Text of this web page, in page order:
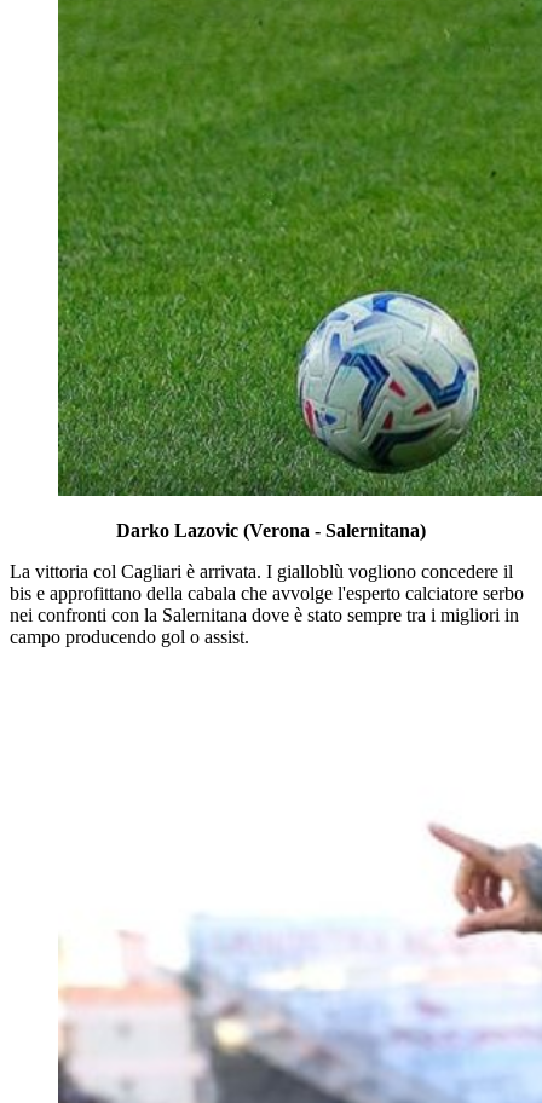
Darko Lazovic (Verona - Salernitana)
La vittoria col Cagliari è arrivata. I gialloblù vogliono concedere il
bis e approfittano della cabala che avvolge l'esperto calciatore serbo
nei confronti con la Salernitana dove è stato sempre tra i migliori in
campo producendo gol o assist.